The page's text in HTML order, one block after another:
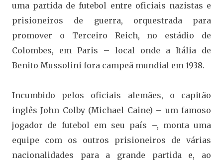
uma partida de futebol entre oficiais nazistas e
prisioneiros de guerra, orquestrada para
promover o Terceiro Reich, no estádio de
Colombes, em Paris – local onde a Itália de
Benito Mussolini fora campeã mundial em 1938.
Incumbido pelos oficiais alemães, o capitão
inglês John Colby (Michael Caine) – um famoso
jogador de futebol em seu país –, monta uma
equipe com os outros prisioneiros de várias
nacionalidades para a grande partida e, ao